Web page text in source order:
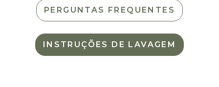
PERGUNTAS FREQUENTES
INSTRUÇÕES DE LAVAGEM